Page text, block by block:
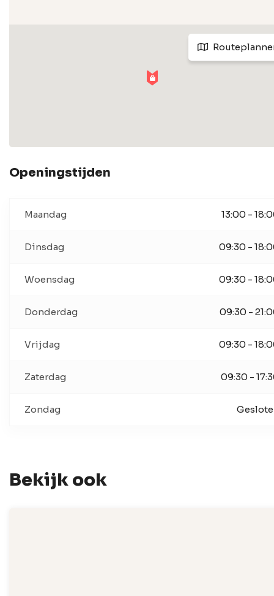
Openingstijden
Maandag 13:00 -
Dinsdag 09:30 -
Woensdag 09:30 -
Donderdag 09:30 -
Vrijdag 09:30 -
Zaterdag 09:30 -
Zondag
Bekijk ook